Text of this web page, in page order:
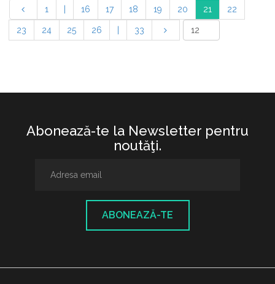
1 16 17 18 19 20 21 22
23 24 25 26 33
Abonează-te la Newsletter pentru
noutăţi.
ABONEAZĂ-TE